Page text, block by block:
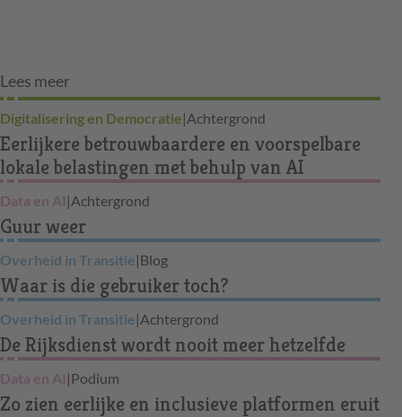
Lees meer
Digitalisering en Democratie|Achtergrond
Eerlijkere betrouwbaardere en voorspelbare
lokale belastingen met behulp van AI
Data en AI |Achtergrond
Guur weer
Overheid in Transitie|Blog
Waar is die gebruiker toch?
Overheid in Transitie|Achtergrond
De Rijksdienst wordt nooit meer hetzelfde
Data en AI |Podium
Zo zien eerlijke en inclusieve platformen eruit